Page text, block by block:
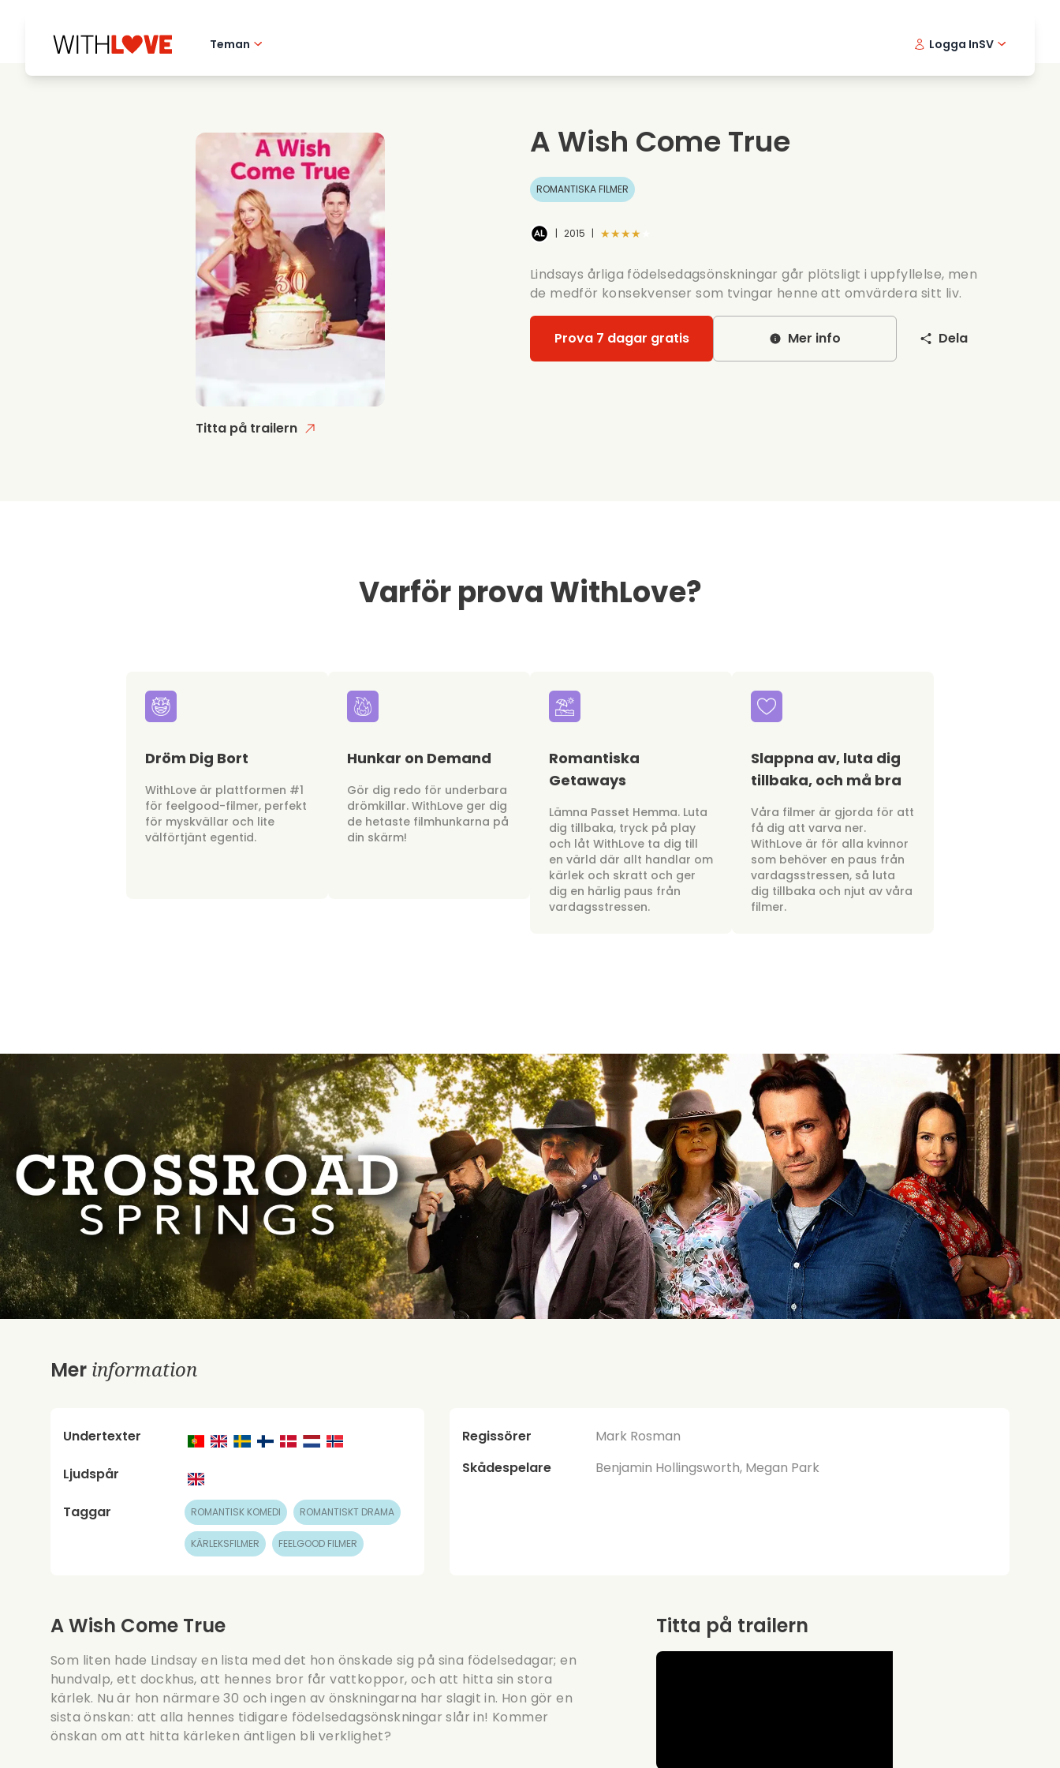
Teman
Mysterier
Sommarfilm
Datingfilmer
Romantiska serier
Logga InSV
Titta på trailern
A Wish Come True
ROMANTISKA FILMER
| 2015 | ★★★★★
Lindsays årliga födelsedagsönskningar går plötsligt i uppfyllelse, men
de medför konsekvenser som tvingar henne att omvärdera sitt liv.
Prova 7 dagar gratis Mer info Dela
Varför prova WithLove?
Dröm Dig Bort
WithLove är plattformen #1
för feelgood-filmer, perfekt
för myskvällar och lite
välförtjänt egentid.
Hunkar on Demand
Gör dig redo för underbara
drömkillar. WithLove ger dig
de hetaste filmhunkarna på
din skärm!
Romantiska
Getaways
Lämna Passet Hemma. Luta
dig tillbaka, tryck på play
och låt WithLove ta dig till
en värld där allt handlar om
kärlek och skratt och ger
dig en härlig paus från
vardagsstressen.
Slappna av, luta dig
tillbaka, och må bra
Våra filmer är gjorda för att
få dig att varva ner.
WithLove är för alla kvinnor
som behöver en paus från
vardagsstressen, så luta
dig tillbaka och njut av våra
filmer.
Mer information
Undertexter
Ljudspår
Taggar ROMANTISK KOMEDI ROMANTISKT DRAMA
KÄRLEKSFILMER FEELGOOD FILMER
Regissörer
Mark Rosman
Skådespelare
Benjamin Hollingsworth, Megan Park
A Wish Come True
Som liten hade Lindsay en lista med det hon önskade sig på sina födelsedagar; en
hundvalp, ett dockhus, att hennes bror får vattkoppor, och att hitta sin stora
kärlek. Nu är hon närmare 30 och ingen av önskningarna har slagit in. Hon gör en
sista önskan: att alla hennes tidigare födelsedagsönskningar slår in! Kommer
önskan om att hitta kärleken äntligen bli verklighet?
Titta på trailern